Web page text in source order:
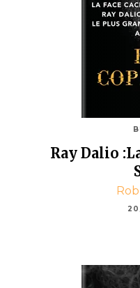
Ray Dalio